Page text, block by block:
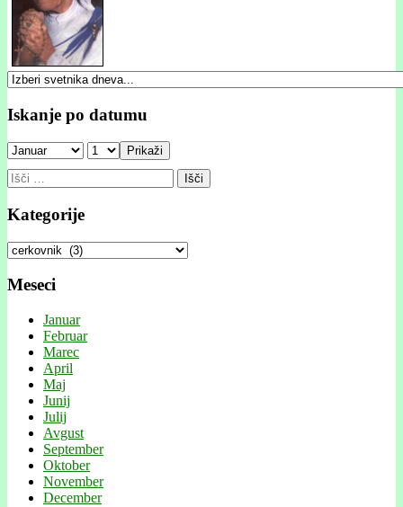
Iskanje po datumu
Prikaži
Išči:
Kategorije
Kategorije
Meseci
Januar
Februar
Marec
April
Maj
Junij
Julij
Avgust
September
Oktober
November
December